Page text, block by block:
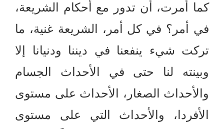
كما أمرت، أن تدور مع أحكام الشريعة،
في أمر؟ في كل أمر، الشريعة غنية، ما
تركت شيء ينفعنا في ديننا ودنيانا إلا
وبينته لنا حتى في الأحداث الجسام
والأحداث الصغار، الأحداث على مستوى
الأفردا، والأحداث التي على مستوى